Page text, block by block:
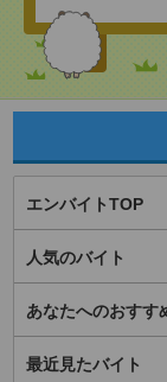
エンバイトTOP
人気のバイト
あなたへのおすす
最近見たバイト